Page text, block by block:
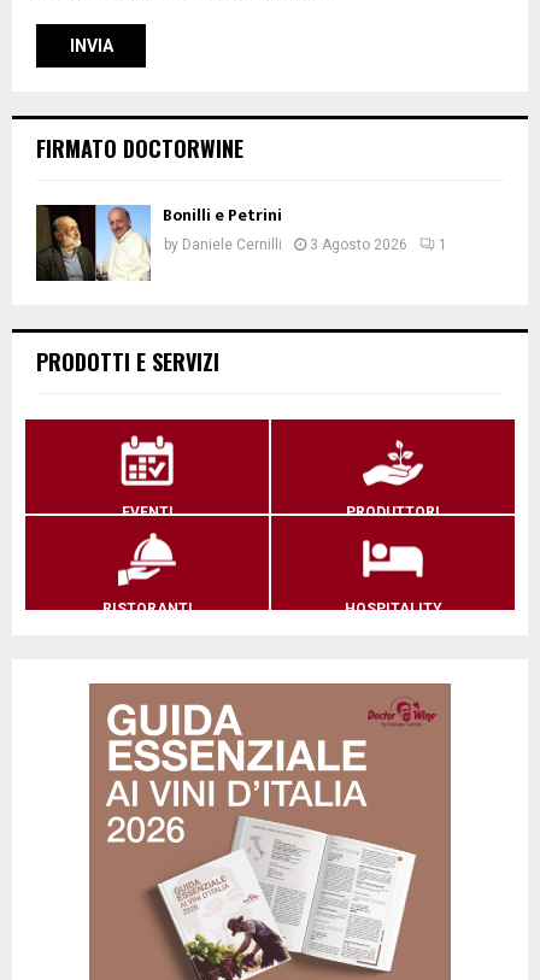
FIRMATO DOCTORWINE
Bonilli e Petrini
by Daniele Cernilli 3 Agosto 2026 1
PRODOTTI E SERVIZI
EVENTI PRODUTTORI
RISTORANTI HOSPITALITY